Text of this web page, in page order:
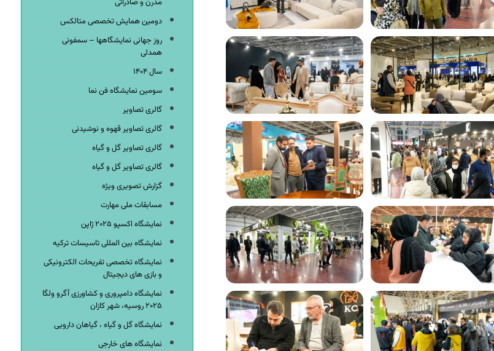
مدرن و صادراتی
دومین همایش تخصصی متالکس
روز جهانی نمایشگاهها – سمفونی
همدلی
سال ۱۴۰۴
سومین نمایشگاه فن نما
گالری تصاویر
گالری تصاویر قهوه و نوشیدنی
گالری تصاویر گل و گیاه
گالری تصاویر گل و گیاه
گزارش تصویری ویژه
مسابقات ملی مهارت
نمایشگاه اکسپو ۲۰۲۵ ژاپن
نمایشگاه بین المللی تاسیسات ترکیه
نمایشگاه تخصصی تفریحات الکترونیکی
و بازی های دیجیتال
نمایشگاه دامپروری و کشاورزی آگرو ولگا
۲۰۲۵ روسیه، شهر کازان
نمایشگاه گل و گیاه ، گیاهان دارویی
نمایشگاه های خارجی